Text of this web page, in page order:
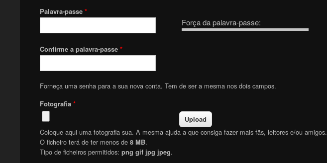
Força da palavra-passe:
Palavra-passe *
Confirme a palavra-passe *
Forneça uma senha para a sua nova conta. Tem de ser a mesma nos dois campos.
Fotografia *
Coloque aqui uma fotografia sua. A mesma ajuda a que consiga fazer mais fãs, leitores e/ou amigos.
O ficheiro terá de ter menos de 8 MB.
Tipo de ficheiros permitidos: png gif jpg jpeg.